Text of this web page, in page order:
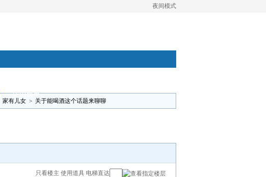
夜间模式
昆山视窗
家有儿女 > 关于能喝酒这个话题来聊聊
只看楼主 使用道具 电梯直达